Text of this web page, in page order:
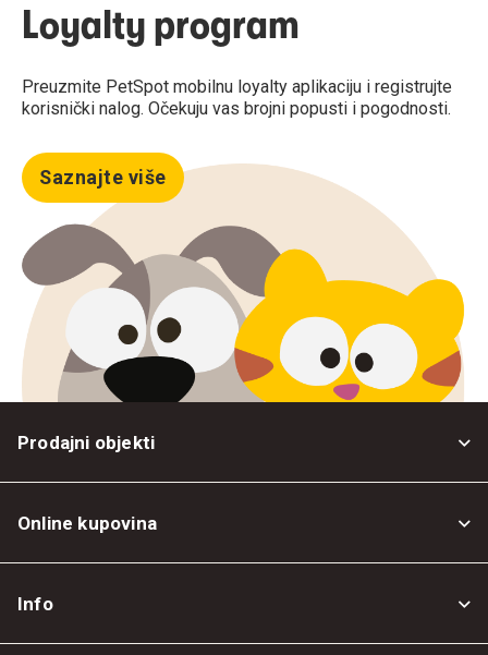
Loyalty program
Preuzmite PetSpot mobilnu loyalty aplikaciju i registrujte
korisnički nalog. Očekuju vas brojni popusti i pogodnosti.
Saznajte više
Prodajni objekti
Online kupovina
Info